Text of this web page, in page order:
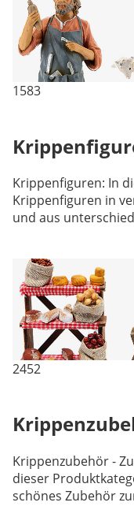
1583
Krippenfiguren: In
Krippenfiguren in
und aus
2452
Krippenzubehör -
dieser
schönes Zubehör